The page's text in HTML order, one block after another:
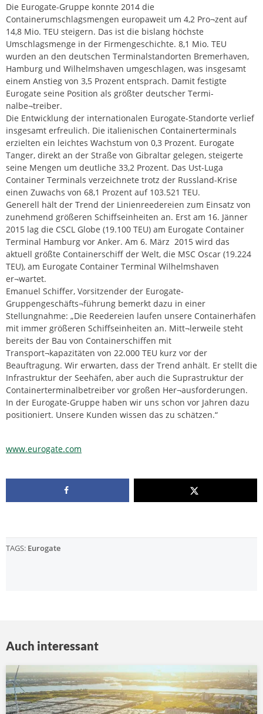
Die Eurogate-Gruppe konnte 2014 die
Containerumschlagsmengen europaweit um 4,2 Pro¬zent auf
14,8 Mio. TEU steigern. Das ist die bislang höchste
Umschlagsmenge in der Firmengeschichte. 8,1 Mio. TEU
wurden an den deutschen Terminalstandorten Bremerhaven,
Hamburg und Wilhelmshaven umgeschlagen, was insgesamt
einem Anstieg von 3,5 Prozent entsprach. Damit festigte
Eurogate seine Position als größter deutscher Termi-
nalbe¬treiber.
Die Entwicklung der internationalen Eurogate-Standorte verlief
insgesamt erfreulich. Die italienischen Containerterminals
erzielten ein leichtes Wachstum von 0,3 Prozent. Eurogate
Tanger, direkt an der Straße von Gibraltar gelegen, steigerte
seine Mengen um deutliche 33,2 Prozent. Das Ust-Luga
Container Terminals verzeichnete trotz der Russland-Krise
einen Zuwachs von 68,1 Prozent auf 103.521 TEU.
Generell hält der Trend der Linienreedereien zum Einsatz von
zunehmend größeren Schiffseinheiten an. Erst am 16. Jänner
2015 lag die CSCL Globe (19.100 TEU) am Eurogate Container
Terminal Hamburg vor Anker. Am 6. März 2015 wird das
aktuell größte Containerschiff der Welt, die MSC Oscar (19.224
TEU), am Eurogate Container Terminal Wilhelmshaven
er¬wartet.
Emanuel Schiffer, Vorsitzender der Eurogate-
Gruppengeschäfts¬führung bemerkt dazu in einer
Stellungnahme: „Die Reedereien laufen unsere Containerhäfen
mit immer größeren Schiffseinheiten an. Mitt¬lerweile steht
bereits der Bau von Containerschiffen mit
Transport¬kapazitäten von 22.000 TEU kurz vor der
Beauftragung. Wir erwarten, dass der Trend anhält. Er stellt die
Infrastruktur der Seehäfen, aber auch die Suprastruktur der
Containerterminalbetreiber vor großen Her¬ausforderungen.
In der Eurogate-Gruppe haben wir uns schon vor Jahren dazu
positioniert. Unsere Kunden wissen das zu schätzen.“
www.eurogate.com
TAGS: Eurogate
Auch interessant